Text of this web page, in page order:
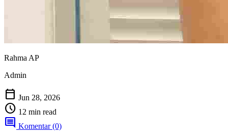
Rahma AP
Admin
calendar_today Jun 28, 2026
schedule 12 min read
comment Komentar (0)